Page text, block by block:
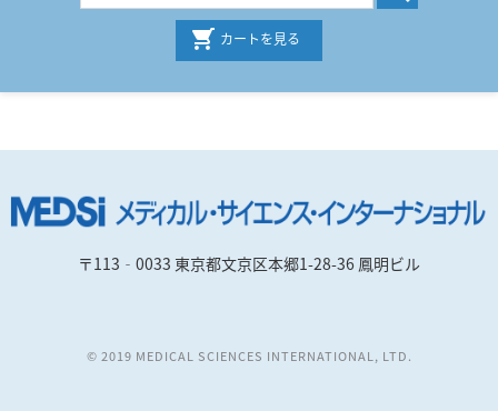
カートを見る
〒113‐0033 東京都文京区本郷1-28-36 鳳明ビル
© 2019 MEDICAL SCIENCES INTERNATIONAL, LTD.